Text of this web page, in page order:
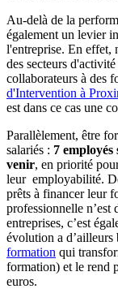
Au-delà de la
également un levier
l'entreprise. En effet,
des secteurs
collaborateurs à des
d'Intervention à
est dans ce cas une
Parallèlement, être
salariés : 7
venir, en priorité
leur employabilité.
prêts à financer leur
professionnelle n’est
entreprises, c’est
évolution a d’ailleurs
formation qui
formation) et le rend
euros.